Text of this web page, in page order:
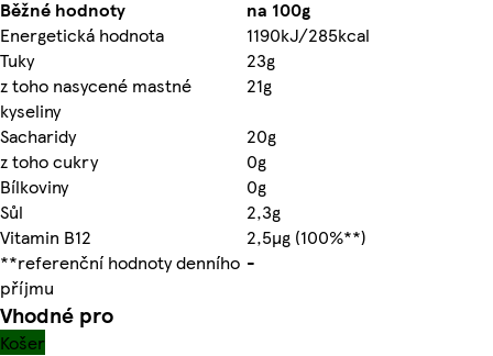
Běžné hodnoty
na 100g
Energetická hodnota
1190kJ/285kcal
Tuky
23g
z toho nasycené mastné
kyseliny
21g
Sacharidy
20g
z toho cukry
0g
Bílkoviny
0g
Sůl
2,3g
Vitamin B12
2,5µg (100%**)
**referenční hodnoty denního
příjmu
-
Vhodné pro
Košer